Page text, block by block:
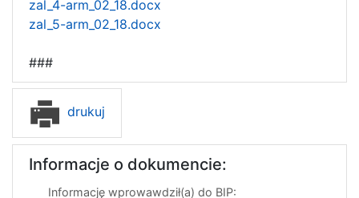
zal_4-arm_02_18.docx
zal_5-arm_02_18.docx
###
drukuj
Informacje o dokumencie:
Informację wprowawdził(a) do BIP: